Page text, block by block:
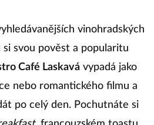
vinohradských
svou pověst a popularitu
Café Laskavá vypadá jako
nebo romantického filmu a
po celý den. Pochutnáte si